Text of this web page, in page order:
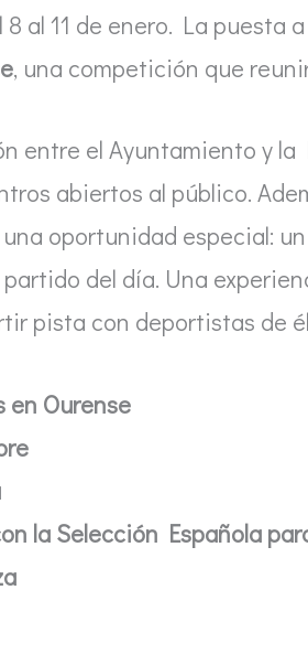
8 al 11 de enero. La puesta
, una competición que
entre el Ayuntamiento y
abiertos al público.
oportunidad especial: un
del día. Una
pista con deportistas de
en Ourense
la Selección Española